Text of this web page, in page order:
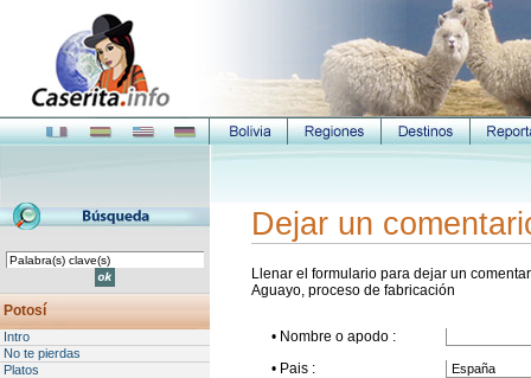
Potosí
Intro
No te pierdas
Platos
Dejar un
Llenar el formulario para dejar un
Aguayo, proceso de fabricación
• Nombre o apodo :
• Pais :